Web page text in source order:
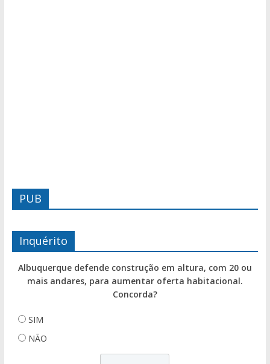
PUB
Inquérito
Albuquerque defende construção em altura, com 20 ou
mais andares, para aumentar oferta habitacional.
Concorda?
SIM
NÃO